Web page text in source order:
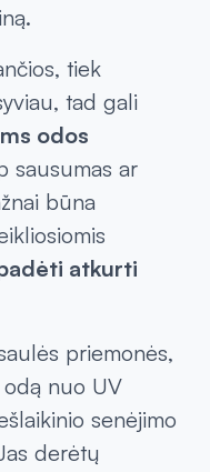
tiek
tad gali
odos
sausumas ar
būna
atkurti
priemonės,
nuo UV
senėjimo
derėtų